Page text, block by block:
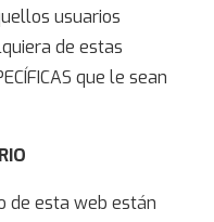
usuarios
de estas
que le sean
de esta web están